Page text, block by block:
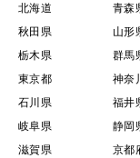
北海道 青森
秋田県
山形
栃木県
群馬
東京都
神奈
石川県
福井
岐阜県
静岡
滋賀県
京都